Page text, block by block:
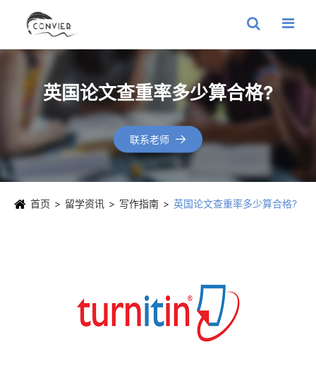
英国论文查重率多少算合格?
联系老师 
首页 留学资讯 写作指南 英国论文查重率多少算合格?